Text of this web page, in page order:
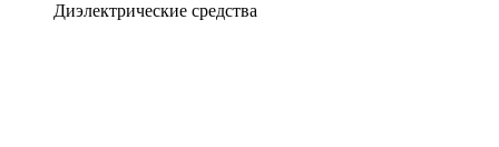
Диэлектрические средства